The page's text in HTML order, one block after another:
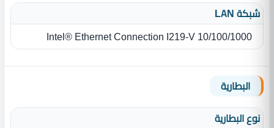
شبكة LAN
Intel® Ethernet Connection I219-V 10/100/1000‏
البطارية
نوع البطارية‏